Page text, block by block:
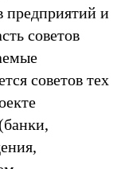
предприятий и
советов
советов тех